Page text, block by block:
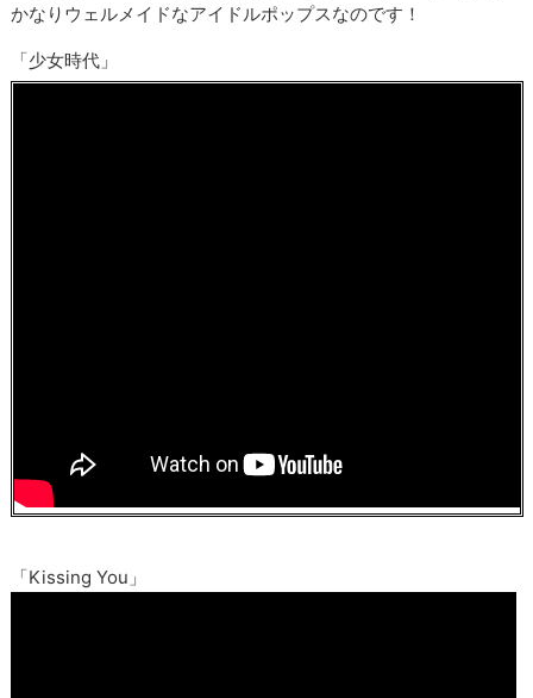
かなりウェルメイドなアイドルポップスなのです！
「少女時代」
「Kissing You」